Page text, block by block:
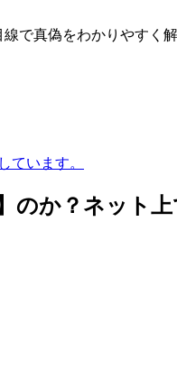
で真偽をわかりやすく
ています。
のか？ネット